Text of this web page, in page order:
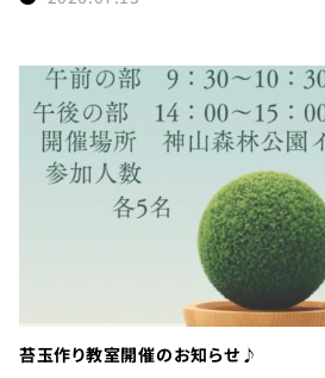
苔玉作り教室開催のお知らせ♪